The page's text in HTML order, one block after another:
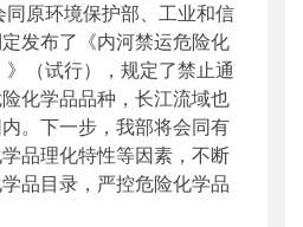
原环境保护部、工业和信
发布了《内河禁运危险化
（试行），规定了禁止通
化学品品种，长江流域也
。下一步，我部将会同有
品理化特性等因素，不断
品目录，严控危险化学品